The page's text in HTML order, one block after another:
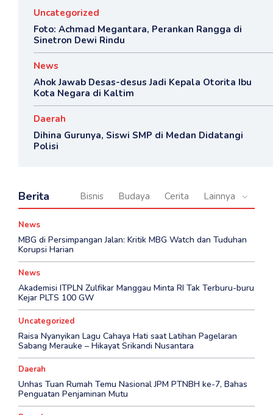
Uncategorized
Foto: Achmad Megantara, Perankan Rangga di
Sinetron Dewi Rindu
News
Ahok Jawab Desas-desus Jadi Kepala Otorita Ibu
Kota Negara di Kaltim
Daerah
Dihina Gurunya, Siswi SMP di Medan Didatangi
Polisi
Berita Bisnis Budaya Cerita Lainnya
News
MBG di Persimpangan Jalan: Kritik MBG Watch dan Tuduhan
Korupsi Harian
News
Akademisi ITPLN Zulfikar Manggau Minta RI Tak Terburu-buru
Kejar PLTS 100 GW
Uncategorized
Raisa Nyanyikan Lagu Cahaya Hati saat Latihan Pagelaran
Sabang Merauke – Hikayat Srikandi Nusantara
Daerah
Unhas Tuan Rumah Temu Nasional JPM PTNBH ke-7, Bahas
Penguatan Penjaminan Mutu